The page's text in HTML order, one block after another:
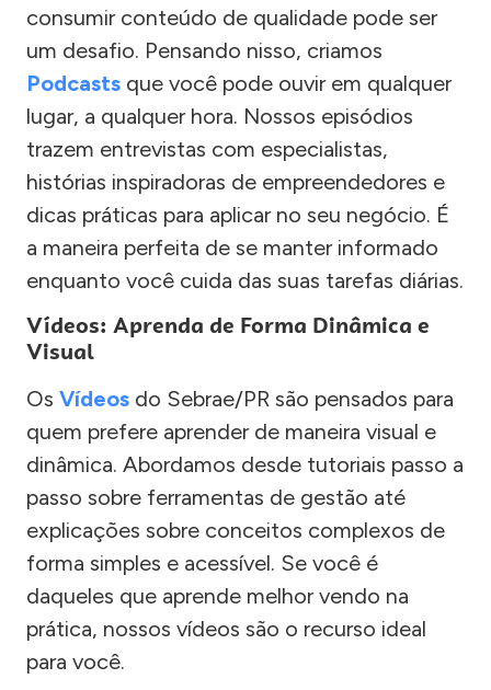
consumir conteúdo de qualidade pode ser
um desafio. Pensando nisso, criamos
Podcasts que você pode ouvir em qualquer
lugar, a qualquer hora. Nossos episódios
trazem entrevistas com especialistas,
histórias inspiradoras de empreendedores e
dicas práticas para aplicar no seu negócio. É
a maneira perfeita de se manter informado
enquanto você cuida das suas tarefas diárias.
Vídeos: Aprenda de Forma Dinâmica e
Visual
Os Vídeos do Sebrae/PR são pensados para
quem prefere aprender de maneira visual e
dinâmica. Abordamos desde tutoriais passo a
passo sobre ferramentas de gestão até
explicações sobre conceitos complexos de
forma simples e acessível. Se você é
daqueles que aprende melhor vendo na
prática, nossos vídeos são o recurso ideal
para você.